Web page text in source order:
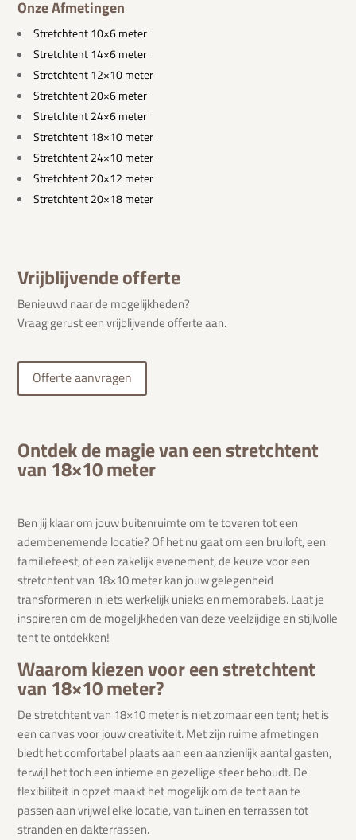
Onze Afmetingen
Stretchtent 10×6 meter
Stretchtent 14×6 meter
Stretchtent 12×10 meter
Stretchtent 20×6 meter
Stretchtent 24×6 meter
Stretchtent 18×10 meter
Stretchtent 24×10 meter
Stretchtent 20×12 meter
Stretchtent 20×18 meter
Vrijblijvende offerte
Benieuwd naar de mogelijkheden?
Vraag gerust een vrijblijvende offerte aan.
Offerte aanvragen
Ontdek de magie van een stretchtent
van 18×10 meter
Ben jij klaar om jouw buitenruimte om te toveren tot een
adembenemende locatie? Of het nu gaat om een bruiloft, een
familiefeest, of een zakelijk evenement, de keuze voor een
stretchtent van 18×10 meter kan jouw gelegenheid
transformeren in iets werkelijk unieks en memorabels. Laat je
inspireren om de mogelijkheden van deze veelzijdige en stijlvolle
tent te ontdekken!
Waarom kiezen voor een stretchtent
van 18×10 meter?
De stretchtent van 18×10 meter is niet zomaar een tent; het is
een canvas voor jouw creativiteit. Met zijn ruime afmetingen
biedt het comfortabel plaats aan een aanzienlijk aantal gasten,
terwijl het toch een intieme en gezellige sfeer behoudt. De
flexibiliteit in opzet maakt het mogelijk om de tent aan te
passen aan vrijwel elke locatie, van tuinen en terrassen tot
stranden en dakterrassen.